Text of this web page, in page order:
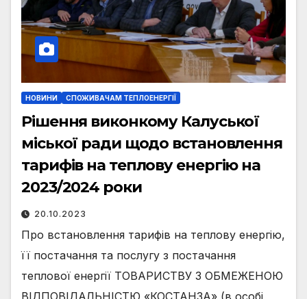
НОВИНИ СПОЖИВАЧАМ ТЕПЛОЕНЕРГІЇ
Рішення виконкому Калуської
міської ради щодо встановлення
тарифів на теплову енергію на
2023/2024 роки
20.10.2023
Про встановлення тарифів на теплову енергію,
її постачання та послугу з постачання
теплової енергії ТОВАРИСТВУ З ОБМЕЖЕНОЮ
ВІДПОВІДАЛЬНІСТЮ «КОСТАНЗА» (в особі